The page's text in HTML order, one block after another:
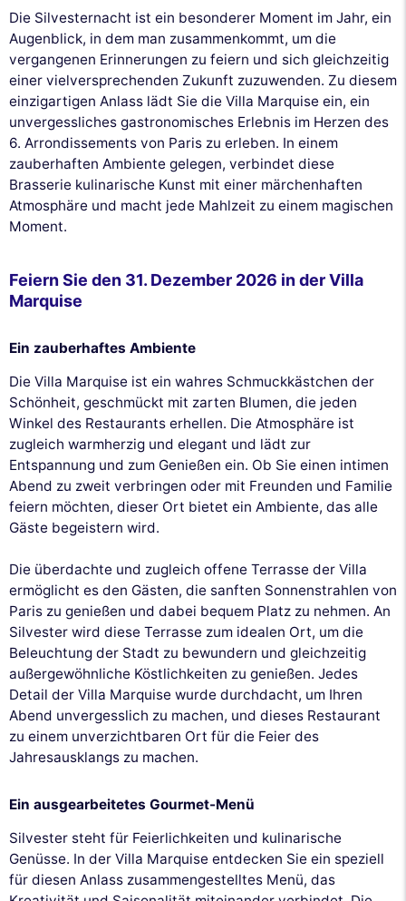
Die Silvesternacht ist ein besonderer Moment im Jahr, ein
Augenblick, in dem man zusammenkommt, um die
vergangenen Erinnerungen zu feiern und sich gleichzeitig
einer vielversprechenden Zukunft zuzuwenden. Zu diesem
einzigartigen Anlass lädt Sie die Villa Marquise ein, ein
unvergessliches gastronomisches Erlebnis im Herzen des
6. Arrondissements von Paris zu erleben. In einem
zauberhaften Ambiente gelegen, verbindet diese
Brasserie kulinarische Kunst mit einer märchenhaften
Atmosphäre und macht jede Mahlzeit zu einem magischen
Moment.
Feiern Sie den 31. Dezember 2026 in der Villa
Marquise
Ein zauberhaftes Ambiente
Die Villa Marquise ist ein wahres Schmuckkästchen der
Schönheit, geschmückt mit zarten Blumen, die jeden
Winkel des Restaurants erhellen. Die Atmosphäre ist
zugleich warmherzig und elegant und lädt zur
Entspannung und zum Genießen ein. Ob Sie einen intimen
Abend zu zweit verbringen oder mit Freunden und Familie
feiern möchten, dieser Ort bietet ein Ambiente, das alle
Gäste begeistern wird.
Die überdachte und zugleich offene Terrasse der Villa
ermöglicht es den Gästen, die sanften Sonnenstrahlen von
Paris zu genießen und dabei bequem Platz zu nehmen. An
Silvester wird diese Terrasse zum idealen Ort, um die
Beleuchtung der Stadt zu bewundern und gleichzeitig
außergewöhnliche Köstlichkeiten zu genießen. Jedes
Detail der Villa Marquise wurde durchdacht, um Ihren
Abend unvergesslich zu machen, und dieses Restaurant
zu einem unverzichtbaren Ort für die Feier des
Jahresausklangs zu machen.
Ein ausgearbeitetes Gourmet-Menü
Silvester steht für Feierlichkeiten und kulinarische
Genüsse. In der Villa Marquise entdecken Sie ein speziell
für diesen Anlass zusammengestelltes Menü, das